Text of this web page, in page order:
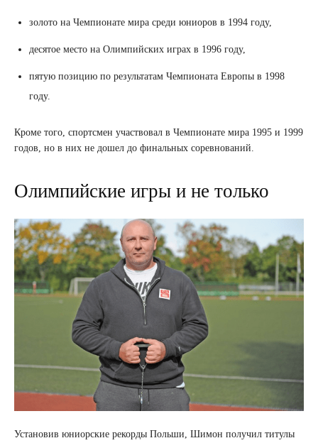
золото на Чемпионате мира среди юниоров в 1994 году,
десятое место на Олимпийских играх в 1996 году,
пятую позицию по результатам Чемпионата Европы в 1998
году.
Кроме того, спортсмен участвовал в Чемпионате мира 1995 и 1999
годов, но в них не дошел до финальных соревнований.
Олимпийские игры и не только
Установив юниорские рекорды Польши, Шимон получил титулы